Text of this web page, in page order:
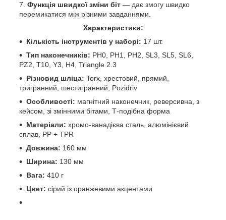
Функція швидкої зміни біт — дає змогу швидко
перемикатися між різними завданнями.
Характеристики:
Кількість інструментів у наборі: 17 шт.
Тип наконечників: PH0, PH1, PH2, SL3, SL5, SL6,
PZ2, T10, Y3, H4, Triangle 2.3
Різновид шліца: Torx, хрестовий, прямий,
тригранний, шестигранний, Pozidriv
Особливості: магнітний наконечник, реверсивна, з
кейсом, зі змінними бітами, Т-подібна форма
Матеріали: хромо-ванадієва сталь, алюмінієвий
сплав, PP + TPR
Довжина: 160 мм
Ширина: 130 мм
Вага: 410 г
Цвет: сірий із оранжевими акцентами